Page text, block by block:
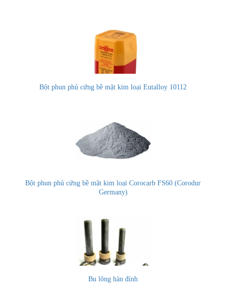
Bột phun phủ cứng bề mặt kim loại Eutalloy 10112
Bột phun phủ cứng bề mặt kim loại Corocarb FS60 (Corodur
Germany)
Bu lông hàn đính